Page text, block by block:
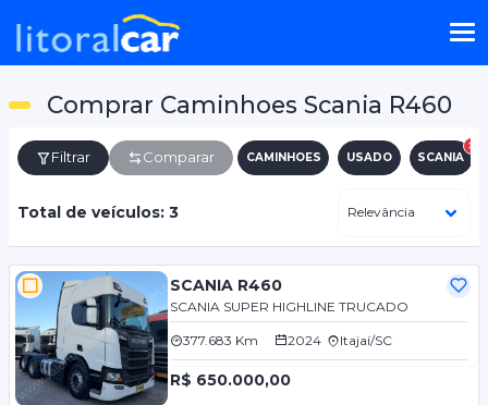
Comprar Caminhoes Scania R460
Filtrar Comparar CAMINHOES USADO SCANIA
Total de veículos: 3
SCANIA R460
SCANIA SUPER HIGHLINE TRUCADO
377.683 Km 2024 Itajaí/SC
R$ 650.000,00